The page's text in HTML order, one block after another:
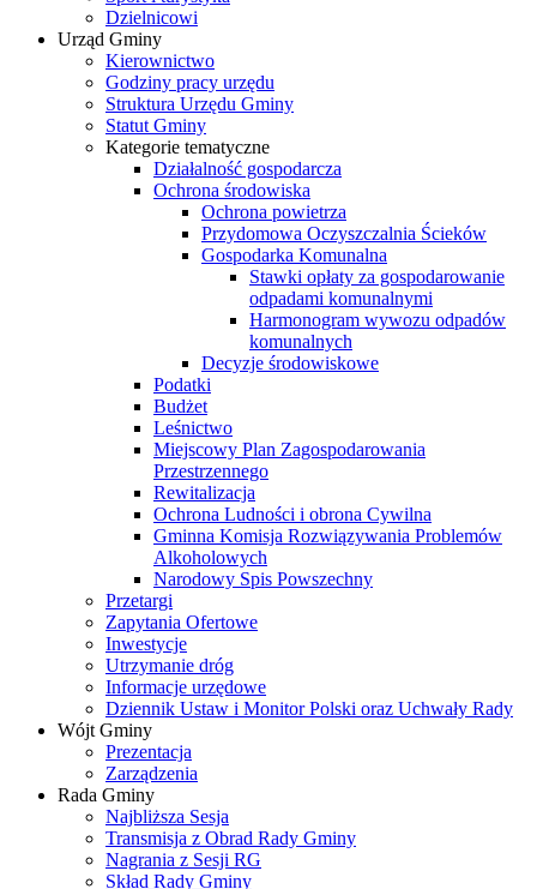
Dzielnicowi
Urząd Gminy
Kierownictwo
Godziny pracy urzędu
Struktura Urzędu Gminy
Statut Gminy
Kategorie tematyczne
Działalność gospodarcza
Ochrona środowiska
Ochrona powietrza
Przydomowa Oczyszczalnia Ścieków
Gospodarka Komunalna
Stawki opłaty za gospodarowanie
odpadami komunalnymi
Harmonogram wywozu odpadów
komunalnych
Decyzje środowiskowe
Podatki
Budżet
Leśnictwo
Miejscowy Plan Zagospodarowania
Przestrzennego
Rewitalizacja
Ochrona Ludności i obrona Cywilna
Gminna Komisja Rozwiązywania Problemów
Alkoholowych
Narodowy Spis Powszechny
Przetargi
Zapytania Ofertowe
Inwestycje
Utrzymanie dróg
Informacje urzędowe
Dziennik Ustaw i Monitor Polski oraz Uchwały Rady
Wójt Gminy
Prezentacja
Zarządzenia
Rada Gminy
Najbliższa Sesja
Transmisja z Obrad Rady Gminy
Nagrania z Sesji RG
Skład Rady Gminy